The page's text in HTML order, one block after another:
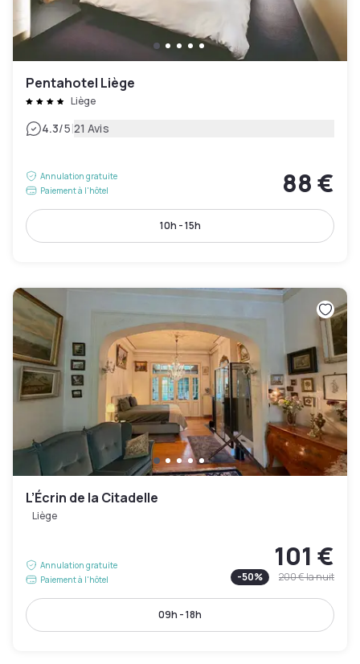
Pentahotel Liège
Liège
4.3/5|21 Avis
Annulation gratuite
Paiement à l'hôtel
88 €
10h - 15h
L’Écrin de la Citadelle
Liège
Annulation gratuite
Paiement à l'hôtel
101 €
-50% 200 €la nuit
09h - 18h